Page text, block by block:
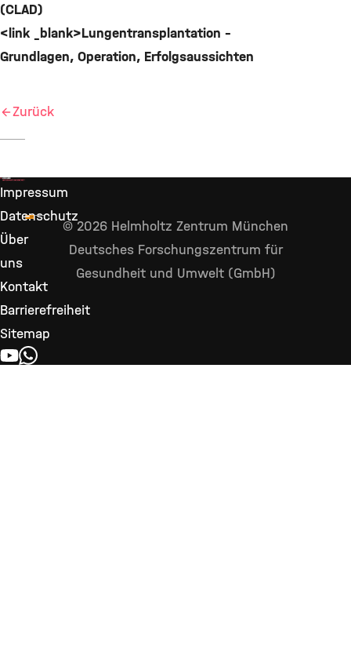
(CLAD)
<link _blank>Lungentransplantation –
Grundlagen, Operation, Erfolgsaussichten
Zurück
Impressum
Datenschutz
Über
uns
Kontakt
Barrierefreiheit
Sitemap
YOUTUBE
WHATSAPP
© 2026 Helmholtz Zentrum München
Deutsches Forschungszentrum für
Gesundheit und Umwelt (GmbH)